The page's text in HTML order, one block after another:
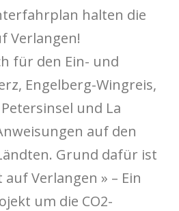
halten die
Verlangen!
für den Ein- und
Engelberg-Wingreis,
und La
auf den
Grund dafür ist
Verlangen » – Ein
um die CO2-